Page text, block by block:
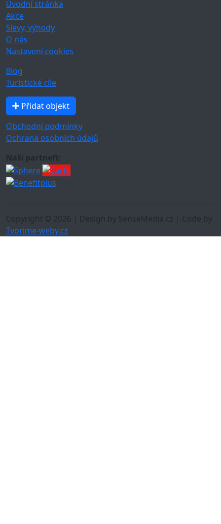
Úvodní stránka
Akce
Slevy, výhody
O nás
Nastavení cookies
Blog
Turistické cíle
Přidat objekt
Obchodní podmínky
Ochrana osobních údajů
Naši partneři:
Copyright © 2026 | Design by SenseMedia.cz | Code by
Tvorime-weby.cz